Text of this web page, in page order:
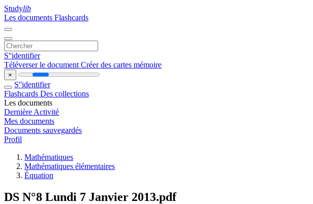
Studylib
Les documents Flashcards
S''identifier
Téléverser le document Créer des cartes mémoire
×
S''identifier
Flashcards Des collections
Les documents
Dernière Activité
Mes documents
Documents sauvegardés
Profil
Mathématiques
Mathématiques élémentaires
Équation
DS N°8 Lundi 7 Janvier 2013.pdf